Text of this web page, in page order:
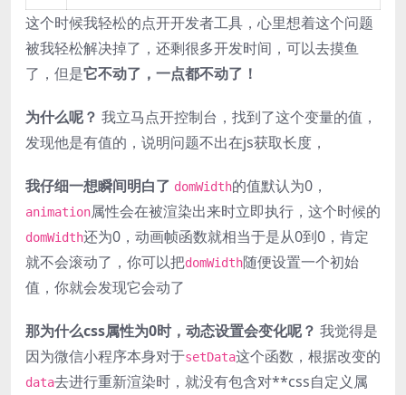
这个时候我轻松的点开开发者工具，心里想着这个问题
被我轻松解决掉了，还剩很多开发时间，可以去摸鱼
了，但是它不动了，一点都不动了！
为什么呢？ 我立马点开控制台，找到了这个变量的值，
发现他是有值的，说明问题不出在js获取长度，
我仔细一想瞬间明白了 domWidth的值默认为0，
animation属性会在被渲染出来时立即执行，这个时候的
domWidth还为0，动画帧函数就相当于是从0到0，肯定
就不会滚动了，你可以把domWidth随便设置一个初始
值，你就会发现它会动了
那为什么css属性为0时，动态设置会变化呢？ 我觉得是
因为微信小程序本身对于setData这个函数，根据改变的
data去进行重新渲染时，就没有包含对**css自定义属